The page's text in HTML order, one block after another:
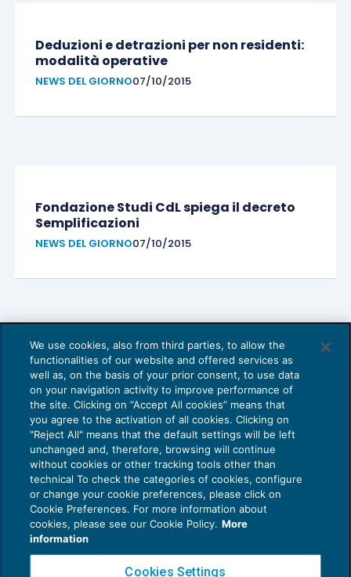
Deduzioni e detrazioni per non residenti:
modalità operative
NEWS DEL GIORNO07/10/2015
Fondazione Studi CdL spiega il decreto
Semplificazioni
NEWS DEL GIORNO07/10/2015
Prime indicazioni dal Ministero sulla Cigs
NEWS DEL GIORNO07/10/2015
Privacy Policy
Cookie Policy
We use cookies, also from third parties, to allow the
functionalities of our website and offered services as
well as, on the basis of your prior consent, to use data
on your navigation activity to improve performance of
the site. Clicking on “Accept All cookies” means that
you agree to the activation of all cookies. Clicking on
"Reject All" means that the default settings will be left
unchanged and, therefore, browsing will continue
without cookies or other tracking tools other than
technical To check the categories of cookies, configure
or change your cookie preferences, please click on
Cookie Preferences. For more information about
cookies, please see our Cookie Policy. More
information
Cookies Settings